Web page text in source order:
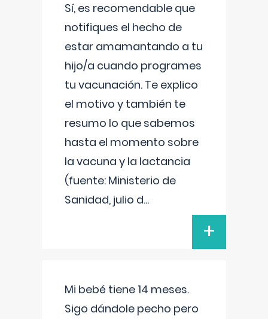
Sí, es recomendable que
notifiques el hecho de
estar amamantando a tu
hijo/a cuando programes
tu vacunación. Te explico
el motivo y también te
resumo lo que sabemos
hasta el momento sobre
la vacuna y la lactancia
(fuente: Ministerio de
Sanidad, julio d...
+
Mi bebé tiene 14 meses.
Sigo dándole pecho pero